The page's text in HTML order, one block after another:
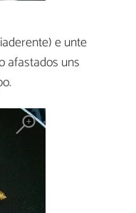
e unte
afastados uns